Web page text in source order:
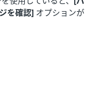
を確認] オプションが